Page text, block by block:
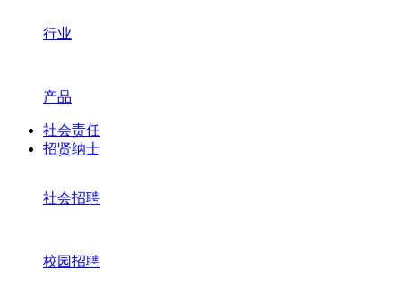
行业
产品
社会责任
招贤纳士
社会招聘
校园招聘